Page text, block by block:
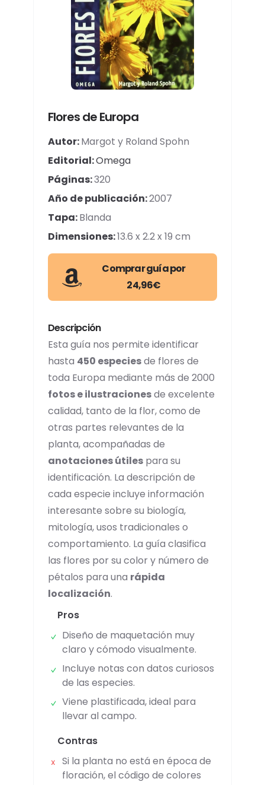
Flores de Europa
Autor:Margot y Roland Spohn
Editorial:Omega
Páginas:320
Año de publicación:2007
Tapa:Blanda
Dimensiones:13.6 x 2.2 x 19 cm
Comprar guía por
24,96€
Descripción
Esta guía nos permite identificar
hasta 450 especiesde flores de
toda Europa mediante más de 2000
fotos e ilustracionesde excelente
calidad, tanto de la flor, como de
otras partes relevantes de la
planta, acompañadas de
anotaciones útiles para su
identificación. La descripción de
cada especie incluye información
interesante sobre su biología,
mitología, usos tradicionales o
comportamiento. La guía clasifica
las flores por su color y número de
pétalos para una rápida
localización.
Pros
Diseño de maquetación muy
claro y cómodo visualmente.
Incluye notas con datos curiosos
de las especies.
Viene plastificada, ideal para
llevar al campo.
Contras
Si la planta no está en época de
floración, el código de colores